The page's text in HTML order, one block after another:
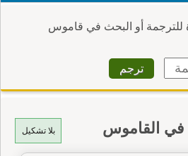
للترجمة أو البحث في قاموس
بلا تشكيل في القاموس